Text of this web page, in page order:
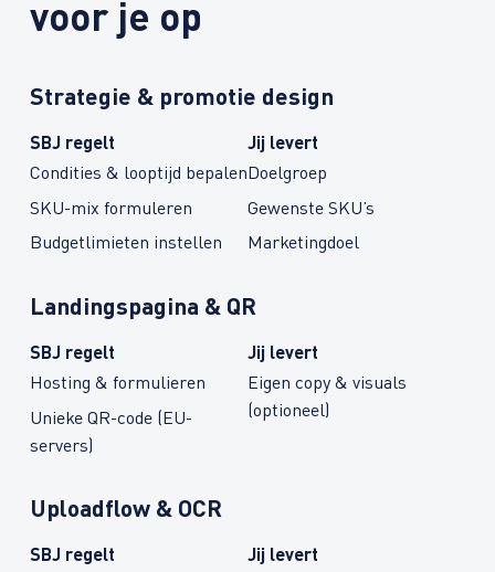
voor je op
Strategie & promotie design
SBJ regelt
Condities & looptijd bepalen
SKU-mix formuleren
Budgetlimieten instellen
Jij levert
Doelgroep
Gewenste SKU’s
Marketingdoel
Landings­pagina & QR
SBJ regelt
Hosting & formulieren
Unieke QR-code (EU-
servers)
Jij levert
Eigen copy & visuals
(optioneel)
Uploadflow & OCR
SBJ regelt Jij levert